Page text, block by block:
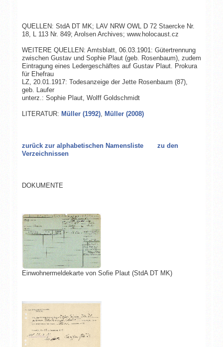
QUELLEN: StdA DT MK; LAV NRW OWL D 72 Staercke Nr.
18, L 113 Nr. 849; Arolsen Archives; www.holocaust.cz
WEITERE QUELLEN: Amtsblatt, 06.03.1901: Gütertrennung
zwischen Gustav und Sophie Plaut (geb. Rosenbaum), zudem
Eintragung eines Ledergeschäftes auf Gustav Plaut. Prokura
für Ehefrau
LZ, 20.01.1917: Todesanzeige der Jette Rosenbaum (87),
geb. Laufer
unterz.: Sophie Plaut, Wolff Goldschmidt
LITERATUR: Müller (1992), Müller (2008)
zurück zur alphabetischen Namensliste
zu den
Verzeichnissen
DOKUMENTE
Einwohnermeldekarte von Sofie Plaut (StdA DT MK)